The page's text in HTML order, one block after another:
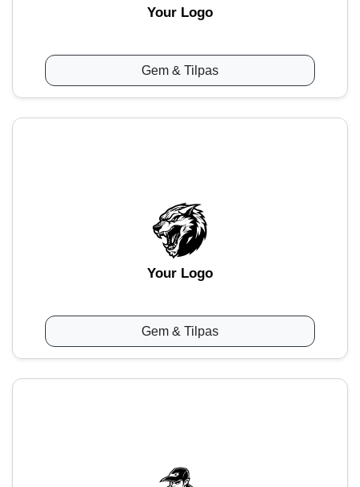
Your Logo
Gem & Tilpas
Your Logo
Gem & Tilpas